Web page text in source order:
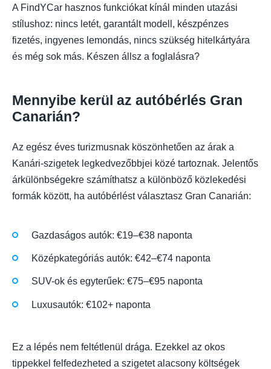
A FindYCar hasznos funkciókat kínál minden utazási
stílushoz: nincs letét, garantált modell, készpénzes
fizetés, ingyenes lemondás, nincs szükség hitelkártyára
és még sok más. Készen állsz a foglalásra?
Mennyibe kerül az autóbérlés Gran
Canarián?
Az egész éves turizmusnak köszönhetően az árak a
Kanári-szigetek legkedvezőbbjei közé tartoznak. Jelentős
árkülönbségekre számíthatsz a különböző közlekedési
formák között, ha autóbérlést választasz Gran Canarián:
Gazdaságos autók: €19–€38 naponta
Középkategóriás autók: €42–€74 naponta
SUV-ok és egyterűek: €75–€95 naponta
Luxusautók: €102+ naponta
Ez a lépés nem feltétlenül drága. Ezekkel az okos
tippekkel felfedezheted a szigetet alacsony költségek